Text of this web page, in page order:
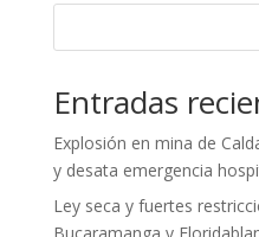
Entradas
Explosión en mina de
y desata emergencia
Ley seca y fuertes